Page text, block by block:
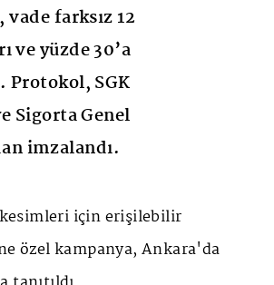
farksız 12
ve yüzde 30’a
Protokol, SGK
Sigorta Genel
imzalandı.
kesimleri için erişilebilir
özel kampanya, Ankara'da